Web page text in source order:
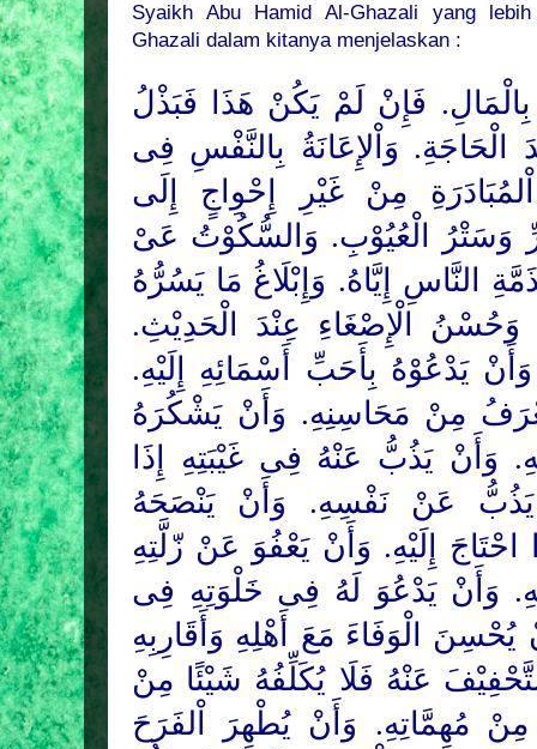
Syaikh Abu Hamid Al-Ghazali yang
Ghazali dalam kitanya menjelaskan :
بِالْمَالِ. فَإِنْ لَمْ يَكُنْ هَذَا فَبَذْلُ
وَاْلإِعَانَةُ بِالنَّفْسِ فِى
مِنْ غَيْرِ إِحْوِاجٍ إِلَى
وَسَتْرُ الْعُيُوْبِ. وَالسُّكُوْتُ عَىْ
النَّاسِ إِيَّاهُ. وَإِبْلَاغُ مَا يَسُرُّهُ
وَحُسْنُ الْإِصْغَاءِ عِنْدَ الْحَدِيْثِ.
يَدْعُوْهُ بِأَحَبِّ أَسْمَائِهِ إِلَيْهِ.
مِنْ مَحَاسِنِهِ. وَأَنْ يَشْكُرَهُ
وَأَنْ يَذُبُّ عَنْهُ فِى غَيْبَتِهِ إِذَا
عَنْ نَفْسِهِ. وَأَنْ يَنْصَحَهُ
إِلَيْهِ. وَأَنْ يَعْفُوَ عَنْ زّلَّتِهِ
وَأَنْ يَدْعُوَ لَهُ فِى خَلْوَتِهِ فِى
يُحْسِنَ الْوَفَاءَ مَعَ أَهْلِهِ وَأَقَارِبِهِ
عَنْهُ فَلَا يُكَلِّفُهُ شَيْئًا مِنْ
مُهِمَّاتِهِ. وَأَنْ يُطْهِرَ اْلفَرَحَ